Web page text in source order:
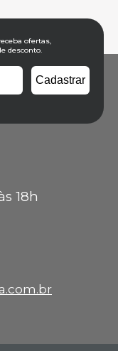
ofertas,
desconto.
18h